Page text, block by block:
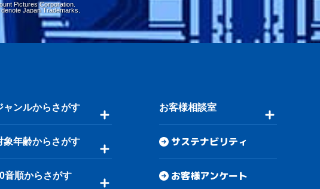
Pictures Corporation.
Japan Trademarks.
ャンルからさがす
象年齢からさがす
音順からさがす
お客様相談室
サステナビリティ
お客様アンケート